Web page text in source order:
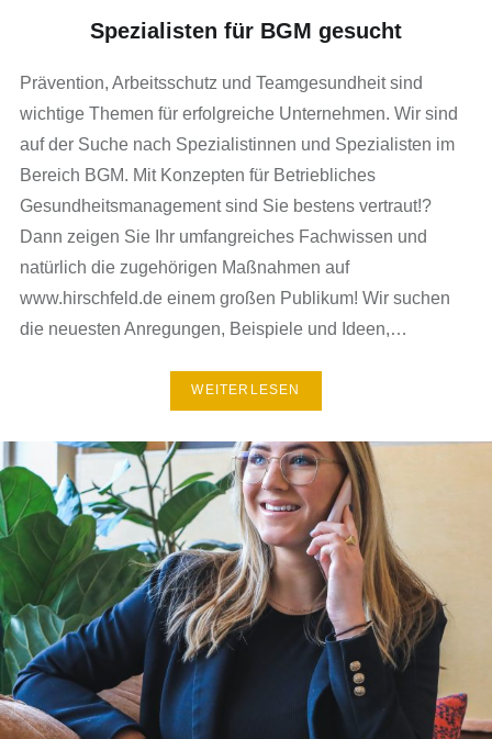
Spezialisten für BGM gesucht
Prävention, Arbeitsschutz und Teamgesundheit sind
wichtige Themen für erfolgreiche Unternehmen. Wir sind
auf der Suche nach Spezialistinnen und Spezialisten im
Bereich BGM. Mit Konzepten für Betriebliches
Gesundheitsmanagement sind Sie bestens vertraut!?
Dann zeigen Sie Ihr umfangreiches Fachwissen und
natürlich die zugehörigen Maßnahmen auf
www.hirschfeld.de einem großen Publikum! Wir suchen
die neuesten Anregungen, Beispiele und Ideen,…
WEITERLESEN